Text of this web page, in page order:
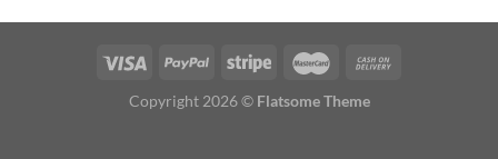
Copyright 2026 © Flatsome Theme